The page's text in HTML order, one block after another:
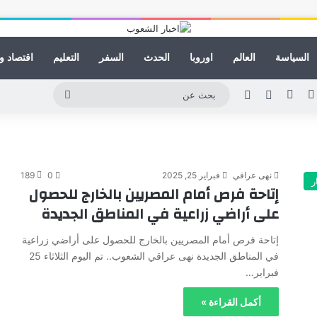
السياسة العالم اوروبا الحدث السفر التعليم اقتصاد
يوتيوب انستقراممقال عشوائي
الوضع المظلم
نهى عراقي فبراير 25, 2025 0
189
إتاحة فرص أمام المصريين بالخارج للحصول
على أراضي زراعية في المناطق الجديدة
إتاحة فرص أمام المصريين بالخارج للحصول على أراضي زراعية
في المناطق الجديدة نهى عراقي الشعوب.. تم اليوم الثلاثاء 25
فبراير…
أكمل القراءة »